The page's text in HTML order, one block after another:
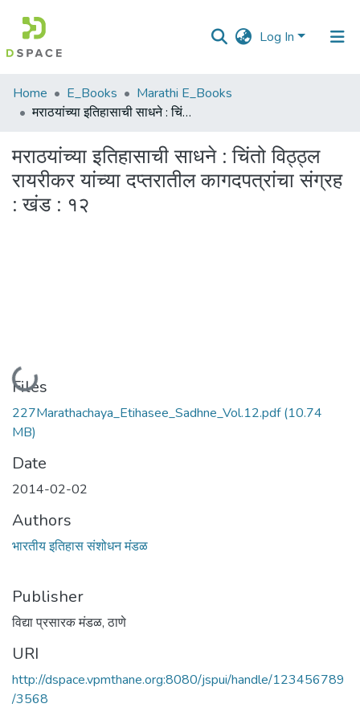
Log In
Communities
&
All of DSpace
Statistics
Home E_Books
Marathi E_Books
मराठयांच्या इतिहासाची साधने : चिंतो विठ्ठ्ल रायरीकर यांच्या दप्तरातील कागदपत्रांचा संग्रह : खंड : १२
मराठयांच्या इतिहासाची साधने : चिंतो विठ्ठ्ल
रायरीकर यांच्या दप्तरातील कागदपत्रांचा संग्रह
: खंड : १२
Loading...
Files
227Marathachaya_Etihasee_Sadhne_Vol.12.pdf(10.74
MB)
Date
2014-02-02
Authors
भारतीय इतिहास संशोधन मंडळ
Publisher
विद्या प्रसारक मंडळ, ठाणे
URI
http://dspace.vpmthane.org:8080/jspui/handle/123456789
/3568